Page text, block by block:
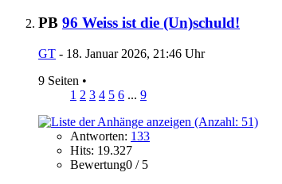
PB 96 Weiss ist die (Un)schuld!
GT - 18. Januar 2026, 21:46 Uhr
9 Seiten •
1 2 3 4 5 6 ... 9
Antworten: 133
Hits: 19.327
Bewertung0 / 5